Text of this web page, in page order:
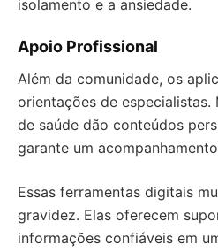
isolamento e a ansiedade.
Apoio Profissional
Além da comunidade, os
orientações de
de saúde dão conteúdos
garante um
Essas ferramentas digitais
gravidez. Elas oferecem
informações confiáveis em